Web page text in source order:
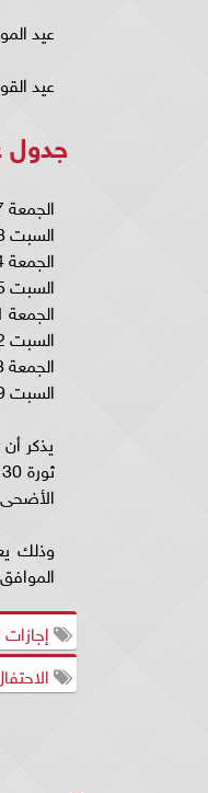
عيد
عيد القوات
جدول
الجمعة 7 يوليو 2023: إجازة أسبوعية.
السبت 8 يوليو 2023: إجازة أسبوعية.
الجمعة 14 يوليو 2023: إجازة أسبوعية.
السبت 15 يوليو 2023: إجازة أسبوعية.
الجمعة 21 يوليو 2023 إجازة أسبوعية.
السبت 22 يوليو 2023 إجازة أسبوعية.
الجمعة 28 يوليو 2023: إجازة أسبوعية.
السبت 29 يوليو 2023: إجازة أسبوعية.
يذكر
الأضحى
وذلك
الموافق 1 يوليو 2023 وإجازة ذكرى ثورة 30 يونيو الموافق 2 يوليو 2023.